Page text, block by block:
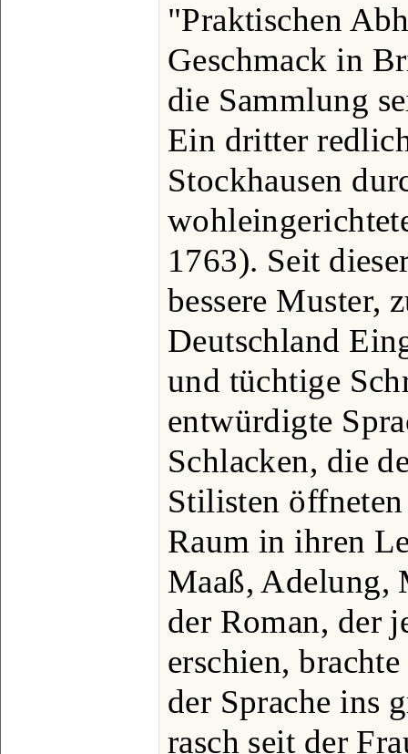
"Praktischen
Geschmack in
die Sammlung
Ein dritter
Stockhausen
1763). Seit
bessere Muster,
Deutschland
und tüchtige
entwürdigte
Schlacken, die
Stilisten
Raum in ihren
Maaß, Adelung,
der Roman, der
erschien,
der Sprache ins
rasch seit der